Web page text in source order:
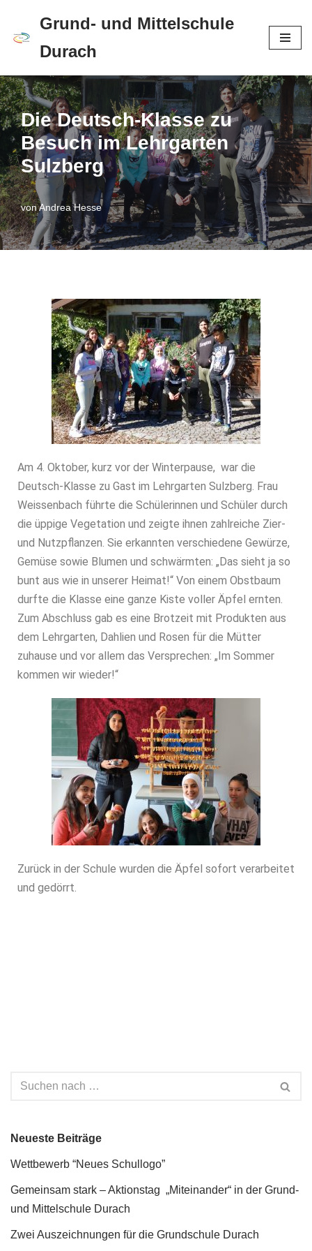
Zum
springen
Grund- und Mittelschule
Durach
Die Deutsch-Klasse zu
Besuch im Lehrgarten
Sulzberg
vonAndrea Hesse
Am 4. Oktober, kurz vor der Winterpause, war die
Deutsch-Klasse zu Gast im Lehrgarten Sulzberg. Frau
Weissenbach führte die Schülerinnen und Schüler durch
die üppige Vegetation und zeigte ihnen zahlreiche Zier-
und Nutzpflanzen. Sie erkannten verschiedene Gewürze,
Gemüse sowie Blumen und schwärmten: „Das sieht ja so
bunt aus wie in unserer Heimat!“ Von einem Obstbaum
durfte die Klasse eine ganze Kiste voller Äpfel ernten.
Zum Abschluss gab es eine Brotzeit mit Produkten aus
dem Lehrgarten, Dahlien und Rosen für die Mütter
zuhause und vor allem das Versprechen: „Im Sommer
kommen wir wieder!“
Zurück in der Schule wurden die Äpfel sofort verarbeitet
und gedörrt.
Neueste Beiträge
Wettbewerb “Neues Schullogo”
Gemeinsam stark – Aktionstag „Miteinander“ in der Grund-
und Mittelschule Durach
Zwei Auszeichnungen für die Grundschule Durach